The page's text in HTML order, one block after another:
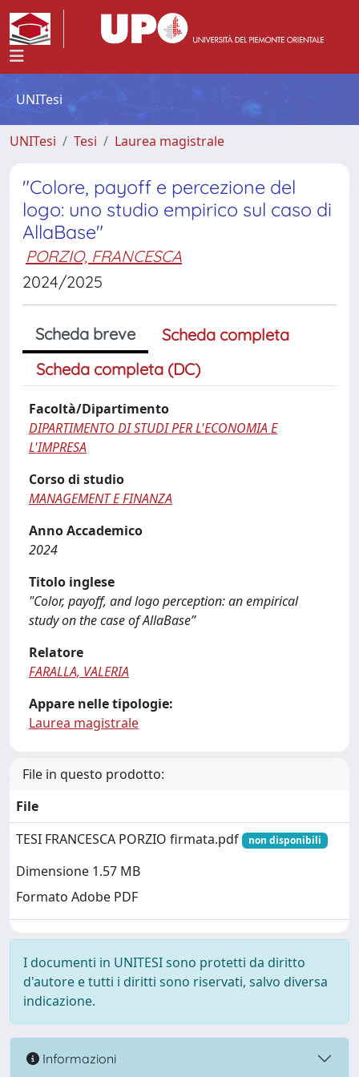
UNITesi
UNITesi Tesi Laurea magistrale
"Colore, payoff e percezione del
logo: uno studio empirico sul caso di
AllaBase"
PORZIO, FRANCESCA
2024/2025
Scheda breve
Scheda completa
Scheda completa (DC)
Facoltà/Dipartimento
DIPARTIMENTO DI STUDI PER L'ECONOMIA E
L'IMPRESA
Corso di studio
MANAGEMENT E FINANZA
Anno Accademico
2024
Titolo inglese
"Color, payoff, and logo perception: an empirical
study on the case of AllaBase”
Relatore
FARALLA, VALERIA
Appare nelle tipologie:
Laurea magistrale
File in questo prodotto:
File
TESI FRANCESCA PORZIO firmata.pdf
non disponibili
Dimensione 1.57 MB
Formato Adobe PDF
I documenti in UNITESI sono protetti da diritto
d'autore e tutti i diritti sono riservati, salvo diversa
indicazione.
Informazioni